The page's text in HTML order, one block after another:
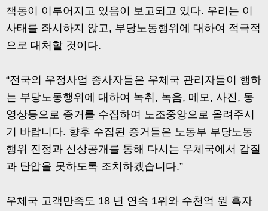
책동이 이루어지고 있음이 보고되고 있다. 우리는 이
사태를 좌시하지 않고, 부당노동행위에 대하여 적극적
으로 대처할 것이다.
“전국의 우정사업 종사자들은 우체국 관리자들이 행하
는 부당노동행위에 대하여 녹취, 녹음, 메모, 사진, 동
영상등으로 증거를 수집하여 노조중앙으로 올려주시
기 바랍니다. 향후 수집된 증거들은 노동부 부당노동
행위 진정과 신상공개를 통해 다시는 우체국에서 갑질
과 탄압을 못하도록 조치하겠습니다.”
우체국 고객만족도 18 년 연속 1위와 수천억 원 흑자